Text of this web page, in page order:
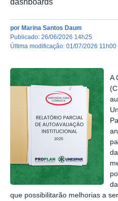
por Marina Santos Daum
publicado: 26/06/2026 14h25
última modificação: 01/07/2026 11h00
A
que possibilitarão melhorias a